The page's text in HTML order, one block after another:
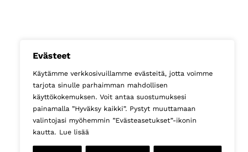
Evästeet
Käytämme verkkosivuillamme evästeitä, jotta voimme
tarjota sinulle parhaimman mahdollisen
käyttökokemuksen. Voit antaa suostumuksesi
painamalla ”Hyväksy kaikki”. Pystyt muuttamaan
valintojasi myöhemmin ”Evästeasetukset”-ikonin
kautta. Lue lisää